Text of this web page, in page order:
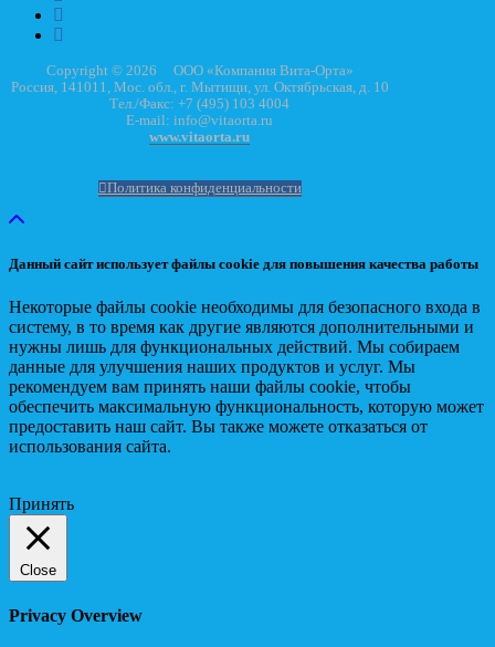
Copyright © 2026 ООО «Компания Вита-Орта»
Россия, 141011, Мос. обл., г. Мытищи, ул. Октябрьская, д. 10
Тел./Факс: +7 (495) 103 4004
E-mail: info@vitaorta.ru
www.vitaorta.ru
Политика конфиденциальности
Данный сайт использует файлы cookie для повышения качества работы
Некоторые файлы cookie необходимы для безопасного входа в
систему, в то время как другие являются дополнительными и
нужны лишь для функциональных действий. Мы собираем
данные для улучшения наших продуктов и услуг. Мы
рекомендуем вам принять наши файлы cookie, чтобы
обеспечить максимальную функциональность, которую может
предоставить наш сайт. Вы также можете отказаться от
использования сайта.
Принять
Close
Privacy Overview